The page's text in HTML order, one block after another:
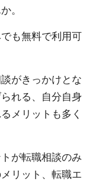
。
も無料で利用可
がきっかけとな
れる、自分自身
メリットも多く
が転職相談のみ
リット、転職エ